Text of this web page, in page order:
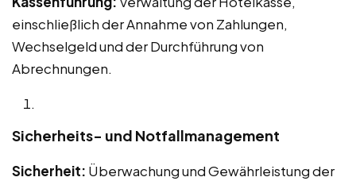
einschließlich der Annahme von Zahlungen,
Wechselgeld und der Durchführung von
Abrechnungen.
Sicherheits- und Notfallmanagement
Sicherheit: Überwachung und Gewährleistung der